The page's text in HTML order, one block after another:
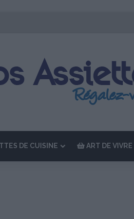
du 19 au 24 octobre 2026
DE CUISINE ART DE VIVRE